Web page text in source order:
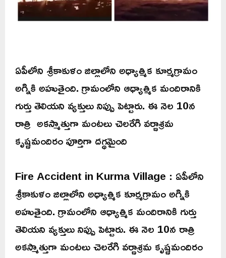
ఏపీలోని శ్రీకాకుళం జిల్లాలోని అధ్యాత్మిక కూర్మగ్రామం
అగ్నికి అహుతైంది. గ్రామంలోని ఆధ్యాత్మిక మందిరానికి
గుర్తు తెలియని వ్యక్తులు నిప్పు పెట్టారు. ఈ నెల 10న
రాత్రి అకస్మాత్తుగా మంటలు చెలరేగి వర్ణాశ్రమ
కృష్ణమందిరం పూర్తిగా దగ్ధమైంది
Fire Accident in Kurma Village : ఏపీలోని
శ్రీకాకుళం జిల్లాలోని అధ్యాత్మిక కూర్మగ్రామం అగ్నికి
అహుతైంది. గ్రామంలోని ఆధ్యాత్మిక మందిరానికి గుర్తు
తెలియని వ్యక్తులు నిప్పు పెట్టారు. ఈ నెల 10న రాత్రి
అకస్మాత్తుగా మంటలు చెలరేగి వర్ణాశ్రమ కృష్ణమందిరం